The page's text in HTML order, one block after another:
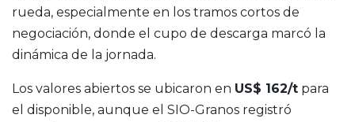
rueda, especialmente en los tramos cortos de
negociación, donde el cupo de descarga marcó la
dinámica de la jornada.
Los valores abiertos se ubicaron en US$ 162/t para
el disponible, aunque el SIO-Granos registró